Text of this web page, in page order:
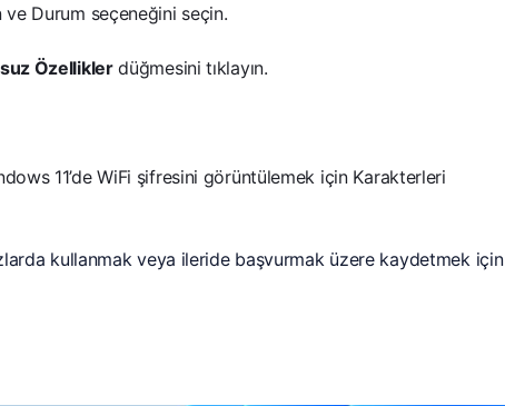
ve Durum seçeneğini seçin.
Özelliklerdüğmesini tıklayın.
11’de WiFi şifresini görüntülemek için Karakterleri
kullanmak veya ileride başvurmak üzere kaydetmek için